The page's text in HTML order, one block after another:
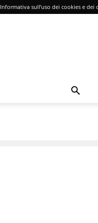
Informativa sull’uso dei cookies e dei